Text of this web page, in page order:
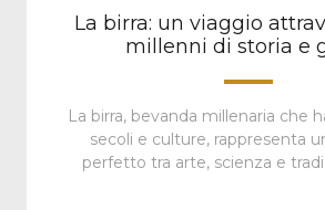
La birra: un viaggio
millenni di storia e
La birra, bevanda millenaria che
secoli e culture, rappresenta
perfetto tra arte, scienza e